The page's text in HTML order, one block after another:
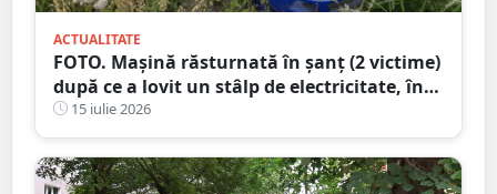
ACTUALITATE
FOTO. Mașină răsturnată în șanț (2 victime)
după ce a lovit un stâlp de electricitate, în
județul Satu Mare
15 iulie 2026